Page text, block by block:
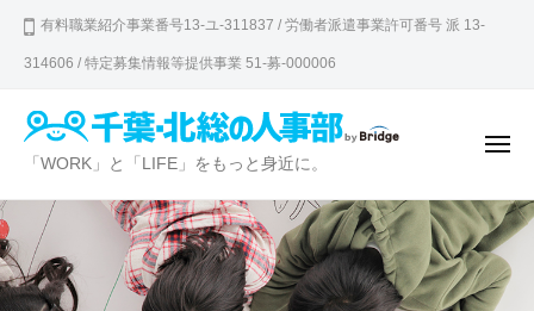
ス
キ
ッ
有料職業紹介事業番号13-ユ-311837 / 労働者派遣事業許可番号 派 13-
314606 / 特定募集情報等提供事業 51-募-000006
千
葉
・
北
総
「WORK」と「LIFE」をもっと身近に。
メ
ー
葉
・
総
の
人
事
部